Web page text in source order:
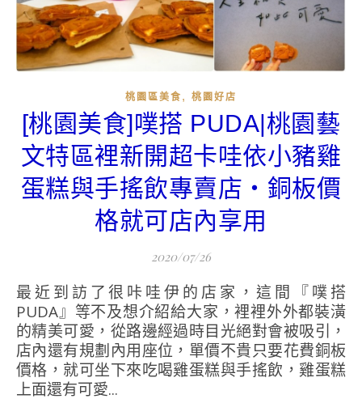
桃園區美食 , 桃園好店
[桃園美食]噗搭 PUDA|桃園藝
文特區裡新開超卡哇依小豬雞
蛋糕與手搖飲專賣店‧銅板價
格就可店內享用
2020/07/26
最近到訪了很咔哇伊的店家，這間『噗搭
PUDA』等不及想介紹給大家，裡裡外外都裝潢
的精美可愛，從路邊經過時目光絕對會被吸引，
店內還有規劃內用座位，單價不貴只要花費銅板
價格，就可坐下來吃喝雞蛋糕與手搖飲，雞蛋糕
上面還有可愛...